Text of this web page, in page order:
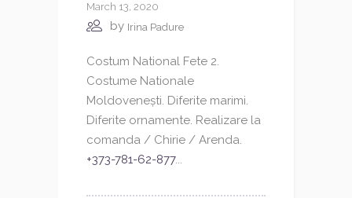
March 13, 2020
by Irina Padure
Costum National Fete 2.
Costume Nationale
Moldovenești. Diferite marimi.
Diferite ornamente. Realizare la
comanda / Chirie / Arenda.
+373-781-62-877...